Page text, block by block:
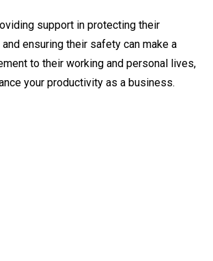
support in protecting their
ensuring their safety can make a
to their working and personal lives,
your productivity as a business.